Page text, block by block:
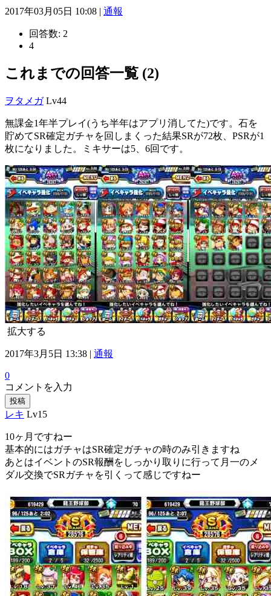
2017年03月05日 10:08 | 通報
回答数: 2
4
これまでの回答一覧 (2)
ヲタメガ Lv44
無課金1年半プレイ(うち半年はアプリ消してた)です。石を
貯めてSR確定ガチャを回しまくった結果SRが72枚、PSRが1
枚になりました。ミキサーは5、6回です。
拡大する
2017年3月5日 13:38 | 通報
0
コメントを入力
投稿
レキ Lv15
10ヶ月ですねー
基本的にはガチャはSR確定ガチャの時のみ引きますね
あとはイベントのSR報酬をしっかり取りに行って月一のメ
ダル交換でSRガチャを引くって感じですねー